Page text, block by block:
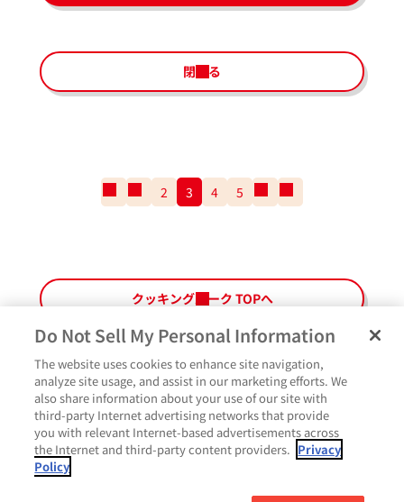
閉じる
番
ペ
ー
ジ
の
2 3 4 5
の
番
ペ
ー
いいね
クッキングパーク TOPへ
ペ
ー
ジ
最
上
部
よくあるご質問 ご利用規約Glicoメンバーズ会員規約プライバシーポリシー
サイトマップお問い合わせCookie設定Glicoホームページ
Do Not Sell My Personal Information
The website uses cookies to enhance site navigation,
analyze site usage, and assist in our marketing efforts. We
also share information about your use of our site with
third-party Internet advertising networks that provide
you with relevant Internet-based advertisements across
the Internet and third-party content providers. Privacy
Policy